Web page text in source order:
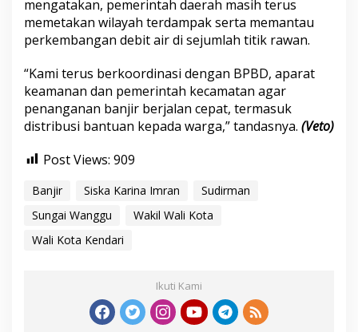
mengatakan, pemerintah daerah masih terus
memetakan wilayah terdampak serta memantau
perkembangan debit air di sejumlah titik rawan.
“Kami terus berkoordinasi dengan BPBD, aparat
keamanan dan pemerintah kecamatan agar
penanganan banjir berjalan cepat, termasuk
distribusi bantuan kepada warga,” tandasnya. (Veto)
Post Views: 909
Banjir Siska Karina Imran
Sudirman
Sungai Wanggu
Wakil Wali Kota
Wali Kota Kendari
Ikuti Kami